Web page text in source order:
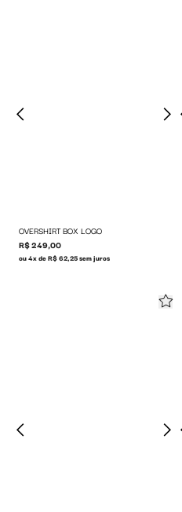
OVERSHIRT BOX LOGO
R$ 249,00
ou 4x de R$ 62,25 sem juros